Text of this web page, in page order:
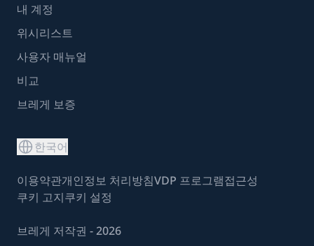
내 계정
위시리스트
사용자 매뉴얼
비교
브레게 보증
한국어
이용약관개인정보 처리방침VDP 프로그램접근성
쿠키 고지쿠키 설정
브레게 저작권 - 2026